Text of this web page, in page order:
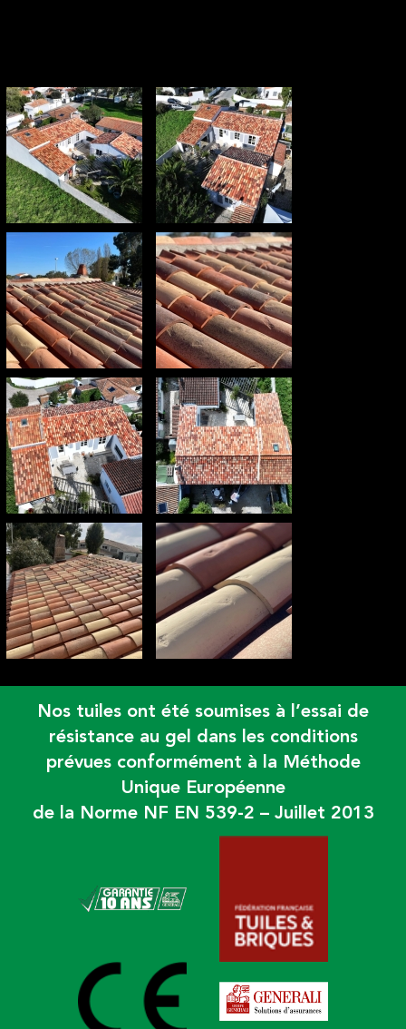
Nos tuiles ont été soumises à l’essai de
résistance au gel dans les conditions
prévues conformément à la Méthode
Unique Européenne
de la Norme NF EN 539-2 – Juillet 2013